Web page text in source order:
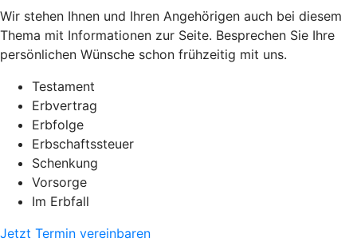
Wir stehen Ihnen und Ihren Angehörigen auch bei diesem
Thema mit Informationen zur Seite. Besprechen Sie Ihre
persönlichen Wünsche schon frühzeitig mit uns.
Testament
Erbvertrag
Erbfolge
Erbschaftssteuer
Schenkung
Vorsorge
Im Erbfall
Jetzt Termin vereinbaren